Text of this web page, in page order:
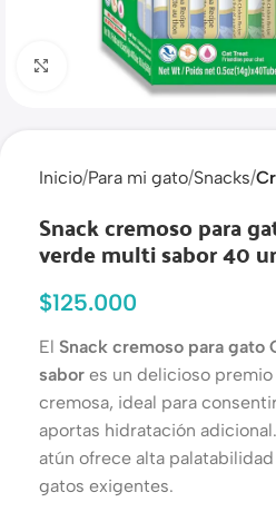
Haga clic para ampliar
Inicio Para mi gato Snacks
Snack cremoso para
verde multi sabor 40
$125.000
El Snack cremoso para gato
sabor es un delicioso
cremosa, ideal para
aportas hidratación
atún ofrece alta
gatos exigentes.